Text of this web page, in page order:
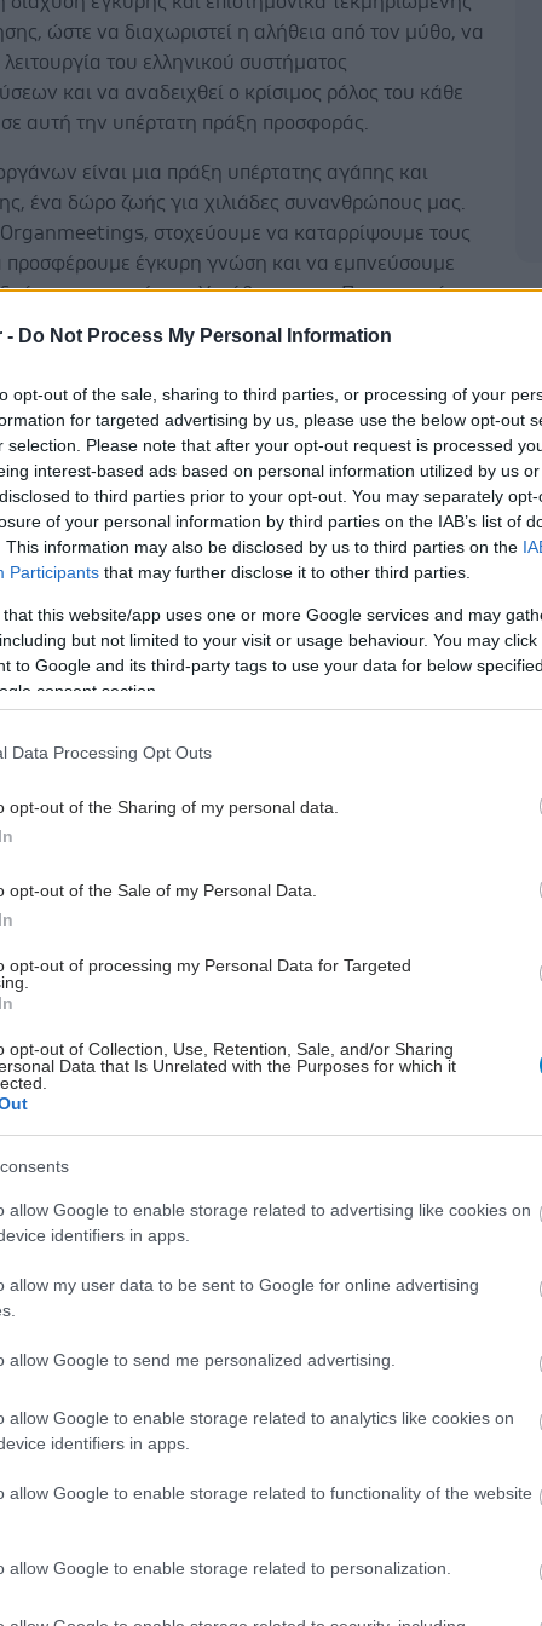
- Do Not Process My Personal Information
opt-out of the sale, sharing to third parties, or processing of your
for targeted advertising by us, please use the below opt-out
selection. Please note that after your opt-out request is processed
interest-based ads based on personal information utilized by us
to third parties prior to your opt-out. You may separately
of your personal information by third parties on the IAB’s list of
This information may also be disclosed by us to third parties on the
Participants that may further disclose it to other third parties.
that this website/app uses one or more Google services and may
but not limited to your visit or usage behaviour. You may
to Google and its third-party tags to use your data for below
consent section.
Data Processing Opt Outs
opt-out of the Sharing of my personal data.
opt-out of the Sale of my Personal Data.
opt-out of processing my Personal Data for Targeted
opt-out of Collection, Use, Retention, Sale, and/or Sharing
Data that Is Unrelated with the Purposes for which it
allow Google to enable storage related to advertising like cookies on
identifiers in apps.
allow my user data to be sent to Google for online advertising
allow Google to send me personalized advertising.
allow Google to enable storage related to analytics like cookies on
identifiers in apps.
allow Google to enable storage related to functionality of the website
allow Google to enable storage related to personalization.
ώστε να διαχωριστεί η αλήθεια από τον μύθο, να
του ελληνικού συστήματος
και να αναδειχθεί ο κρίσιμος ρόλος του κάθε
αυτή την υπέρτατη πράξη προσφοράς.
είναι μια πράξη υπέρτατης αγάπης και
ένα δώρο ζωής για χιλιάδες συνανθρώπους μας.
στοχεύουμε να καταρρίψουμε τους
προσφέρουμε έγκυρη γνώση και να εμπνεύσουμε
επισημαίνει ο Υπεύθυνος των Προγραμμάτων
Ιδρύματος Ωνάση, Αλέξανδρος Μωρέλλας. «Η
ανοδική, επιβεβαιώνοντας την αυξανόμενη
ουσιαστική ενημέρωση και την επιθυμία της
να συμβάλει ενεργά στη μάχη υπέρ της ζωής».
τομέα των μεταμοσχεύσεων στην Ελλάδα είναι
το 2025 προστέθηκαν 30.000 νέοι δωρητές στο
φτάνοντας τους 57.000 συνολικά, ενώ από το
συνεχώς ρεκόρ μεταμοσχεύσεων. Ωστόσο,
αυτά βήματα, η Ελλάδα παραμένει κάτω από
μέσο όρο (20-25 δωρητές ανά εκατομμύριο
αναδεικνύοντας την επιτακτική ανάγκη για
της συλλογικής προσπάθειας.
στα Organmeetings είναι δωρεάν και τη φόρμα
δράσεις με συλλογική συμμετοχή εργαζομένων
Διευθυντές Ανθρώπινου Δυναμικού, Διευθυντές
Πρόεδροι Συλλόγων. Οι οργανισμοί που
λαμβάνουν επίσημη πιστοποίηση από τον Ελληνικό
Κρίκων», αναδεικνύοντας έμπρακτα την εταιρική
ευθύνη.
πληροφορίες σχετικά με το πρόγραμμα
και τις πρωτοβουλίες του Ιδρύματος Ωνάση, οι
οργάνων δεν είναι μια αφηρημένη έννοια. Είναι
βήμα.
στην επόμενη διαδικτυακή συνάντηση, την Τετάρτη
συμπληρώσουν τη σχετική φόρμα στοπαρόν link.
να συμμετάσχω στα
προσφορά κ.α., γεγονός που σημαίνει ότι σε αυτά